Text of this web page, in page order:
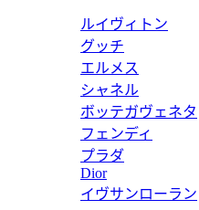
ルイヴィトン
グッチ
エルメス
シャネル
ボッテガヴェネタ
フェンディ
プラダ
Dior
イヴサンローラン